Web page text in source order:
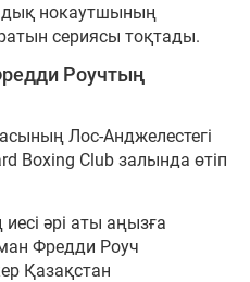
нокаутшының
сериясы тоқтады.
Роучтың
Лос-Анджелестегі
Boxing Club залында өтіп
әрі аты аңызға
Фредди Роуч
Қазақстан